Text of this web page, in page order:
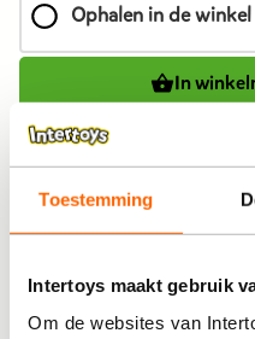
Toestemming
Intertoys maakt gebruik
Om de websites van
4,99
euro.
Ophalen in de winkel
In
Bekijk
Op werkdagen besteld,
Gratis ophalen én